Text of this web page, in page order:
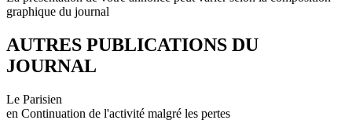
graphique du journal
AUTRES PUBLICATIONS DU
JOURNAL
Le Parisien
en Continuation de l'activité malgré les pertes